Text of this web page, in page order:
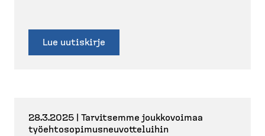
Lue uutiskirje
28.3.2025 | Tarvitsemme joukko­voimaa
työehto­so­pi­mus­neu­vot­te­luihin